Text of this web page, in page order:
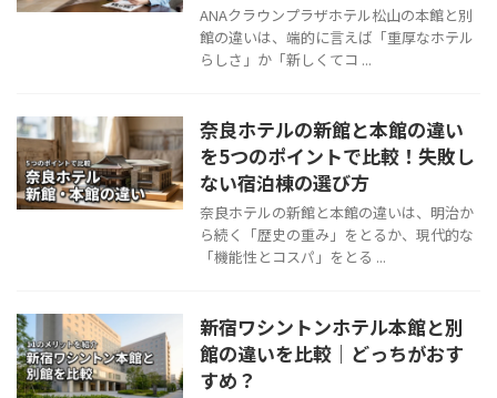
ANAクラウンプラザホテル松山の本館と別
館の違いは、端的に言えば「重厚なホテル
らしさ」か「新しくてコ ...
奈良ホテルの新館と本館の違い
を5つのポイントで比較！失敗し
ない宿泊棟の選び方
奈良ホテルの新館と本館の違いは、明治か
ら続く「歴史の重み」をとるか、現代的な
「機能性とコスパ」をとる ...
新宿ワシントンホテル本館と別
館の違いを比較｜どっちがおす
すめ？